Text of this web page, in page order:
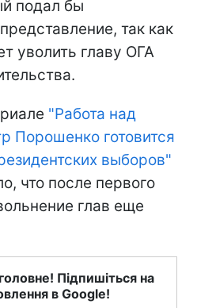
подал бы
так как
уволить главу ОГА
"Работа над
Порошенко готовится
выборов"
что после первого
глав еще
Підпишіться на
в Google!